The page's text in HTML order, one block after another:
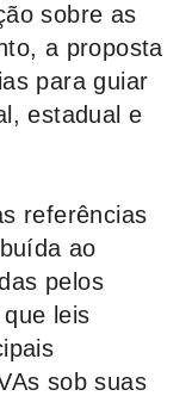
sobre as
a proposta
para guiar
estadual e
referências
ao
pelos
leis
sob suas